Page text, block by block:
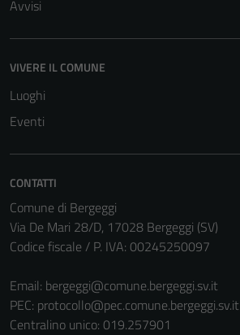
Avvisi
VIVERE IL COMUNE
Luoghi
Eventi
CONTATTI
Comune di Bergeggi
Via De Mari 28/D, 17028 Bergeggi (SV)
Codice fiscale / P. IVA: 00245250097
Email: bergeggi@comune.bergeggi.sv.it
PEC: protocollo@pec.comune.bergeggi.sv.it
Centralino unico: 019.257901